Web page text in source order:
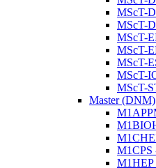
MScT-
MScT-
MScT-
MScT-
MScT-
MScT-
MScT-
Master (DNM)
M1CPS
M1HEP